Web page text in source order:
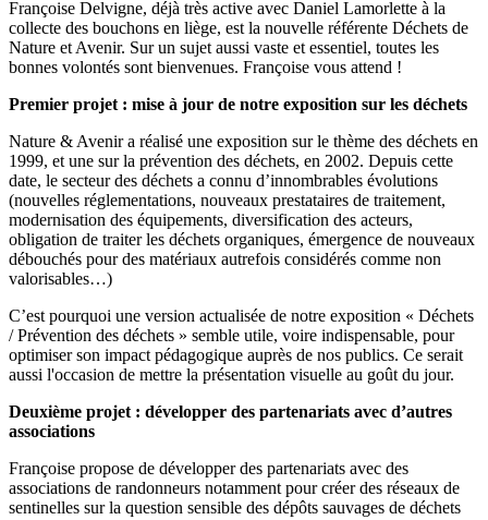
Françoise Delvigne, déjà très active avec Daniel Lamorlette à la
collecte des bouchons en liège, est la nouvelle référente Déchets de
Nature et Avenir. Sur un sujet aussi vaste et essentiel, toutes les
bonnes volontés sont bienvenues. Françoise vous attend !
Premier projet : mise à jour de notre exposition sur les déchets
Nature & Avenir a réalisé une exposition sur le thème des déchets en
1999, et une sur la prévention des déchets, en 2002. Depuis cette
date, le secteur des déchets a connu d’innombrables évolutions
(nouvelles réglementations, nouveaux prestataires de traitement,
modernisation des équipements, diversification des acteurs,
obligation de traiter les déchets organiques, émergence de nouveaux
débouchés pour des matériaux autrefois considérés comme non
valorisables…)
C’est pourquoi une version actualisée de notre exposition « Déchets
/ Prévention des déchets » semble utile, voire indispensable, pour
optimiser son impact pédagogique auprès de nos publics. Ce serait
aussi l'occasion de mettre la présentation visuelle au goût du jour.
Deuxième projet : développer des partenariats avec d’autres
associations
Françoise propose de développer des partenariats avec des
associations de randonneurs notamment pour créer des réseaux de
sentinelles sur la question sensible des dépôts sauvages de déchets